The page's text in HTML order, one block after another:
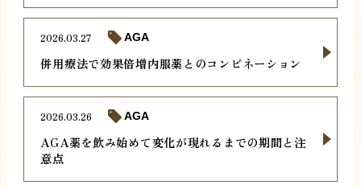
併用療法で効果倍増内服薬とのコンビネーション
2026.03.27 AGA
AGA薬を飲み始めて変化が現れるまでの期間と注
意点
2026.03.26 AGA